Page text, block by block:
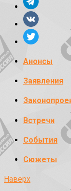
Анонсы
Заявления
Встречи
События
Сюжеты
Наверх